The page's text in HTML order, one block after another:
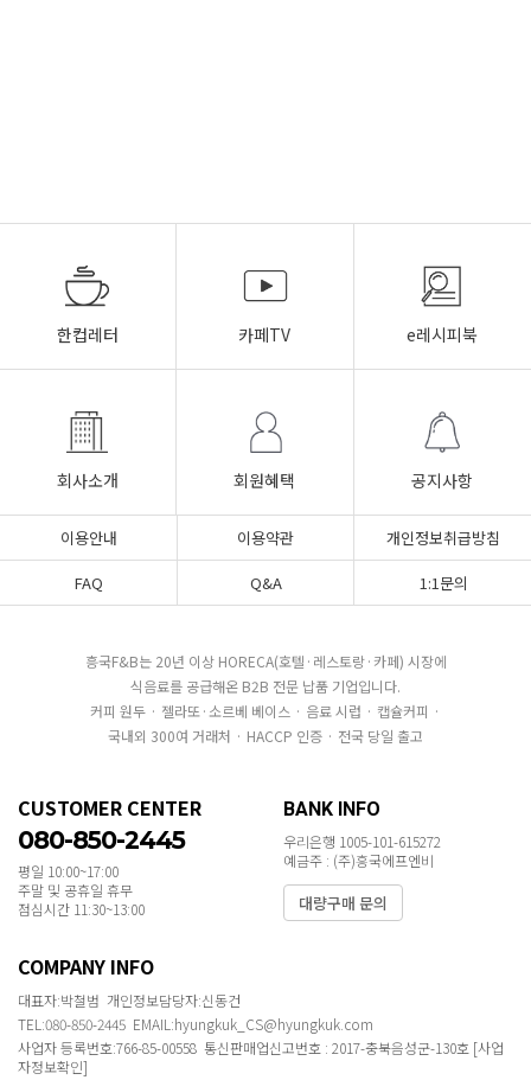
한컵레터 카페TV e레시피북
회사소개 회원혜택 공지사항
이용안내 이용약관
개인정보취급방침
FAQ
Q&A 1:1문의
흥국F&B는 20년 이상 HORECA(호텔·레스토랑·카페) 시장에
식음료를 공급해온 B2B 전문 납품 기업입니다.
커피 원두 · 젤라또·소르베 베이스 · 음료 시럽 · 캡슐커피 ·
국내외 300여 거래처 · HACCP 인증 · 전국 당일 출고
CUSTOMER CENTER
080-850-2445
평일 10:00~17:00
주말 및 공휴일 휴무
점심시간 11:30~13:00
BANK INFO
우리은행 1005-101-615272
예금주 : (주)흥국에프엔비
대량구매 문의
COMPANY INFO
대표자:박철범 개인정보담당자:신동건
TEL:080-850-2445 EMAIL:hyungkuk_CS@hyungkuk.com
사업자 등록번호:766-85-00558 통신판매업신고번호 : 2017-충북음성군-130호 [사업
자정보확인]